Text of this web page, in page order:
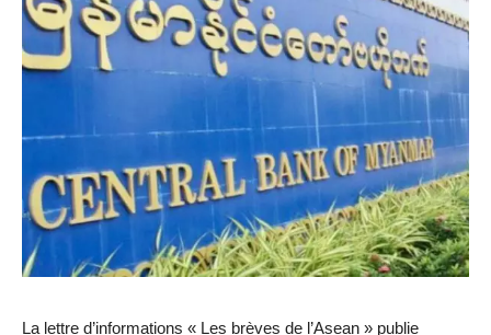
La lettre d’informations « Les brèves de l’Asean » publie